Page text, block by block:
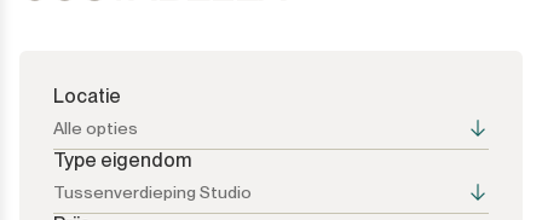
Locatie
Alle opties
Type eigendom
Tussenverdieping Studio